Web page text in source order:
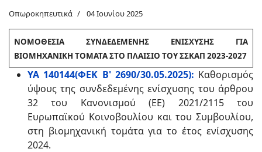
Οπωροκηπευτικά 04 Ιουνίου 2025
ΝΟΜΟΘΕΣΙΑ ΣΥΝΔΕΔΕΜΕΝΗΣ ΕΝΙΣΧΥΣΗΣ ΓΙΑ
ΒΙΟΜΗΧΑΝΙΚΗ ΤΟΜΑΤΑ ΣΤΟ ΠΛΑΙΣΙΟ ΤΟΥ ΣΣΚΑΠ 2023-2027
ΥΑ 140144(ΦΕΚ Β' 2690/30.05.2025): Καθορισμός
ύψους της συνδεδεμένης ενίσχυσης του άρθρου
32 του Κανονισμού (ΕΕ) 2021/2115 του
Ευρωπαϊκού Κοινοβουλίου και του Συμβουλίου,
στη βιομηχανική τομάτα για το έτος ενίσχυσης
2024.